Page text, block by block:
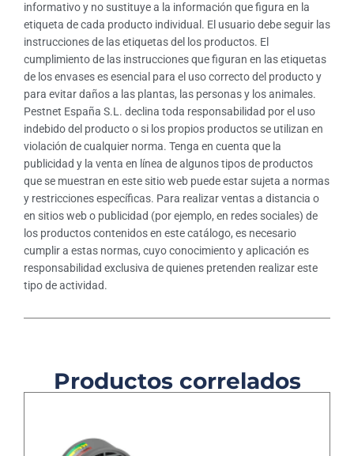
informativo y no sustituye a la información que figura en la
etiqueta de cada producto individual. El usuario debe seguir las
instrucciones de las etiquetas del los productos. El
cumplimiento de las instrucciones que figuran en las etiquetas
de los envases es esencial para el uso correcto del producto y
para evitar daños a las plantas, las personas y los animales.
Pestnet España S.L. declina toda responsabilidad por el uso
indebido del producto o si los propios productos se utilizan en
violación de cualquier norma. Tenga en cuenta que la
publicidad y la venta en línea de algunos tipos de productos
que se muestran en este sitio web puede estar sujeta a normas
y restricciones específicas. Para realizar ventas a distancia o
en sitios web o publicidad (por ejemplo, en redes sociales) de
los productos contenidos en este catálogo, es necesario
cumplir a estas normas, cuyo conocimiento y aplicación es
responsabilidad exclusiva de quienes pretenden realizar este
tipo de actividad.
Productos correlados